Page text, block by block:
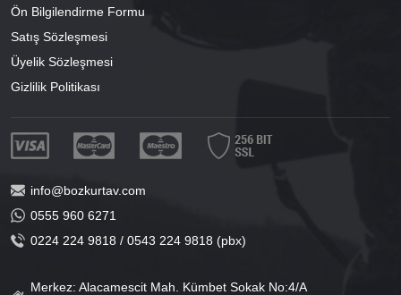
Ön Bilgilendirme Formu
Satış Sözleşmesi
Üyelik Sözleşmesi
Gizlilik Politikası
info@bozkurtav.com
0555 960 6271
0224 224 9818 / 0543 224 9818 (pbx)
Merkez: Alacamescit Mah. Kümbet Sokak No:4/A